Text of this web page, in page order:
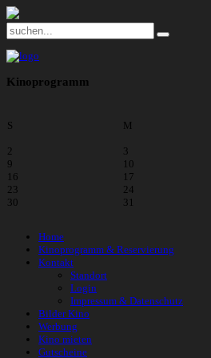
Kinoprogramm
S
M
2
3
9
10
16
17
23
24
30
31
Home
Kinoprogramm & Reservierung
Kontakt
Standort
Login
Impressum & Datenschutz
Bilder Kino
Werbung
Kino mieten
Gutscheine